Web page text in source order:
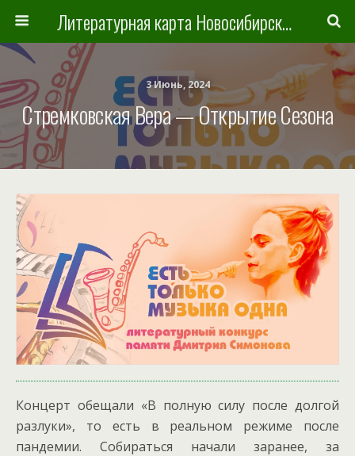
Литературная карта Новосибирска и Новосибирской области
3 Июнь, 2024
Стремковская Вера — Открытие Сезона
Концерт обещали «В полную силу после долгой
разлуки», то есть в реальном режиме после
пандемии. Собираться начали заранее, за